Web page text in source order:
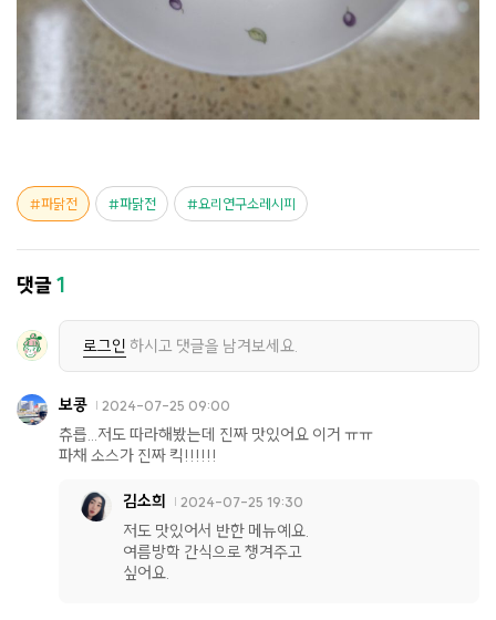
파닭전 파닭전 요리연구소레시피
댓글1
로그인 하시고 댓글을 남겨보세요.
보콩 2024-07-25 09:00
츄릅...저도 따라해봤는데 진짜 맛있어요 이거 ㅠㅠ
파채 소스가 진짜 킥!!!!!!
김소희 2024-07-25 19:30
저도 맛있어서 반한 메뉴예요.
여름방학 간식으로 챙겨주고
싶어요.